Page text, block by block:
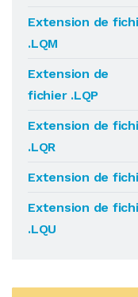
Extension de
.LQM
Extension de
fichier .LQP
Extension de
.LQR
Extension de
Extension de
.LQU